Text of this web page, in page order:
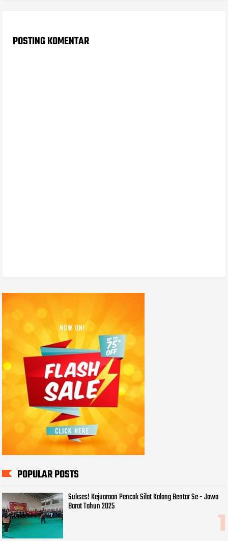
POSTING KOMENTAR
POPULAR POSTS
Sukses! Kejuaraan Pencak Silat Kalang Bentar Se - Jawa
Barat Tahun 2025